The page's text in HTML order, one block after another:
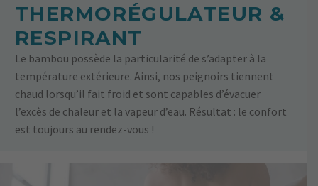
THERMORÉGULATEUR &
RESPIRANT
Le bambou possède la particularité de s’adapter à la
température extérieure. Ainsi, nos peignoirs tiennent
chaud lorsqu’il fait froid et sont capables d’évacuer
l’excès de chaleur et la vapeur d’eau. Résultat : le confort
est toujours au rendez-vous !